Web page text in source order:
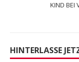
KIND BEI
HINTERLASSE